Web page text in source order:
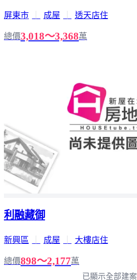
屏東市 成屋 透天店住
總價3,018～3,368萬
利融藏御
新興區 成屋 大樓店住
總價898～2,177萬
已顯示全部建案